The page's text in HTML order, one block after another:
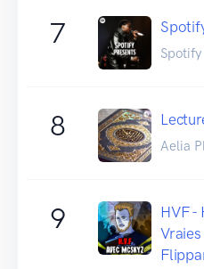
7
Spotify
8
Aelia
9
HVF -